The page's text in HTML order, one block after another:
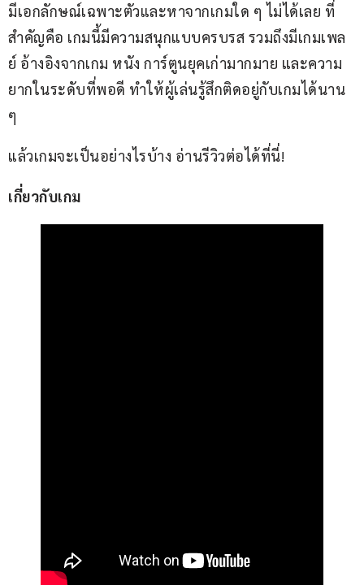
มีเอกลักษณ์เฉพาะตัวและหาจากเกมใด ๆ ไม่ได้เลย ที่
สำคัญคือ เกมนี้มีความสนุกแบบครบรส รวมถึงมีเกมเพล
ย์ อ้างอิงจากเกม หนัง การ์ตูนยุคเก่ามากมาย และความ
ยากในระดับที่พอดี ทำให้ผู้เล่นรู้สึกติดอยู่กับเกมได้นาน
ๆ
แล้วเกมจะเป็นอย่างไรบ้าง อ่านรีวิวต่อได้ที่นี่!
เกี่ยวกับเกม